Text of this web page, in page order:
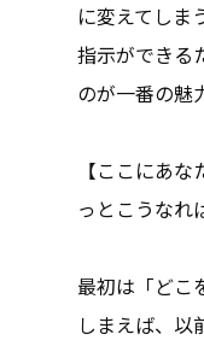
に変えてしま
指示ができる
のが一番の魅
【ここにあ
っとこうなれ
最初は「どこ
しまえば、以